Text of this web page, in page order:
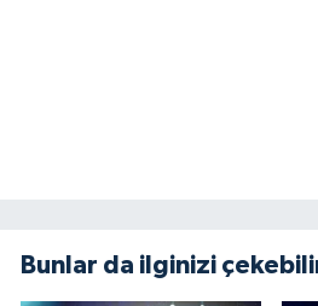
Bunlar da ilginizi